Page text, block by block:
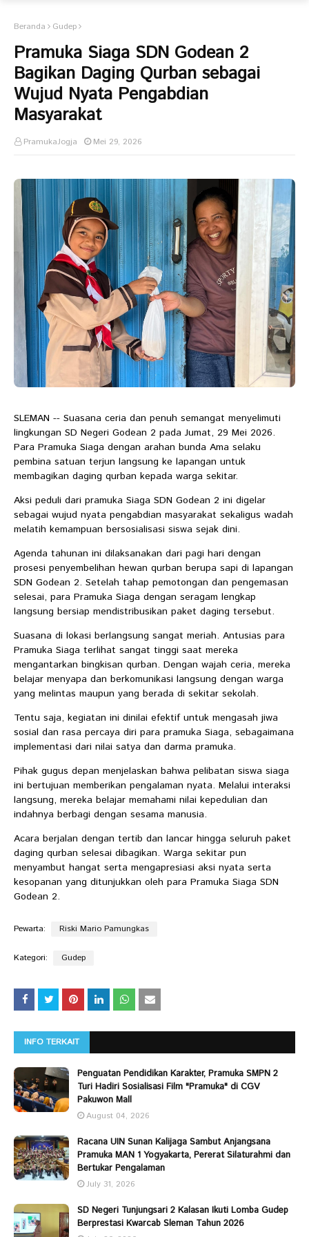
Beranda Gudep
Pramuka Siaga SDN Godean 2
Bagikan Daging Qurban sebagai
Wujud Nyata Pengabdian
Masyarakat
PramukaJogja Mei 29, 2026
SLEMAN -- Suasana ceria dan penuh semangat menyelimuti
lingkungan SD Negeri Godean 2 pada Jumat, 29 Mei 2026.
Para Pramuka Siaga dengan arahan bunda Ama selaku
pembina satuan terjun langsung ke lapangan untuk
membagikan daging qurban kepada warga sekitar.
Aksi peduli dari pramuka Siaga SDN Godean 2 ini digelar
sebagai wujud nyata pengabdian masyarakat sekaligus wadah
melatih kemampuan bersosialisasi siswa sejak dini.
Agenda tahunan ini dilaksanakan dari pagi hari dengan
prosesi penyembelihan hewan qurban berupa sapi di lapangan
SDN Godean 2. Setelah tahap pemotongan dan pengemasan
selesai, para Pramuka Siaga dengan seragam lengkap
langsung bersiap mendistribusikan paket daging tersebut.
Suasana di lokasi berlangsung sangat meriah. Antusias para
Pramuka Siaga terlihat sangat tinggi saat mereka
mengantarkan bingkisan qurban. Dengan wajah ceria, mereka
belajar menyapa dan berkomunikasi langsung dengan warga
yang melintas maupun yang berada di sekitar sekolah.
Tentu saja, kegiatan ini dinilai efektif untuk mengasah jiwa
sosial dan rasa percaya diri para pramuka Siaga, sebagaimana
implementasi dari nilai satya dan darma pramuka.
Pihak gugus depan menjelaskan bahwa pelibatan siswa siaga
ini bertujuan memberikan pengalaman nyata. Melalui interaksi
langsung, mereka belajar memahami nilai kepedulian dan
indahnya berbagi dengan sesama manusia.
Acara berjalan dengan tertib dan lancar hingga seluruh paket
daging qurban selesai dibagikan. Warga sekitar pun
menyambut hangat serta mengapresiasi aksi nyata serta
kesopanan yang ditunjukkan oleh para Pramuka Siaga SDN
Godean 2.
Pewarta: Riski Mario Pamungkas
Kategori: Gudep
INFO TERKAIT
Penguatan Pendidikan Karakter, Pramuka SMPN 2
Turi Hadiri Sosialisasi Film "Pramuka" di CGV
Pakuwon Mall
August 04, 2026
Racana UIN Sunan Kalijaga Sambut Anjangsana
Pramuka MAN 1 Yogyakarta, Pererat Silaturahmi dan
Bertukar Pengalaman
July 31, 2026
SD Negeri Tunjungsari 2 Kalasan Ikuti Lomba Gudep
Berprestasi Kwarcab Sleman Tahun 2026